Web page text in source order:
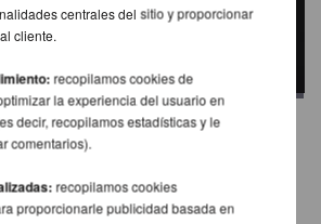
Sasha Meow High
inkl. 21 % MwSt.
gastos de envio
centrales del sitio y proporcionar
cliente.
recopilamos cookies de
la experiencia del usuario en
decir, recopilamos estadísticas y le
comentarios).
recopilamos cookies
proporcionarle publicidad basada en